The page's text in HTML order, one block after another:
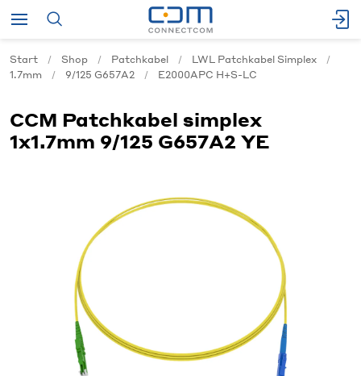
Start Shop Patchkabel
LWL Patchkabel Simplex
1.7mm
9/125 G657A2 E2000APC H+S-LC
CCM Patchkabel simplex
1x1.7mm 9/125 G657A2 YE